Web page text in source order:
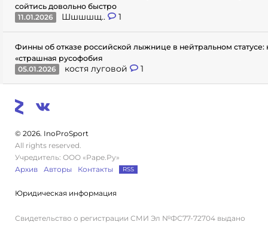
сойтись довольно быстро
11.01.2026
Шшшшщ.. 1
Финны об отказе российской лыжнице в нейтральном статусе:
«страшная русофобия
05.01.2026
костя луговой 1
© 2026. InoProSport
All rights reserved.
Учредитель: ООО «Раре.Ру»
Архив
Авторы Контакты RSS
Юридическая информация
Свидетельство о регистрации СМИ Эл №ФС77-72704 выдано